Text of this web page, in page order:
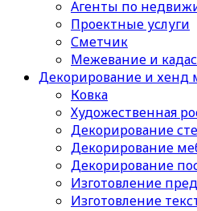
Агенты по
Проектные услуги
Сметчик
Межевание и
Декорирование и хенд
Ковка
Художественная
Декорирование
Декорирование
Декорирование
Изготовление
Изготовление